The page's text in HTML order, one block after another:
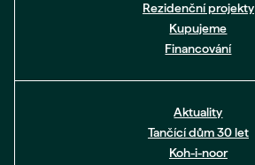
Rezidenční projekty
Kupujeme
Financování
Aktuality
Tančící dům 30 let
Koh-i-noor